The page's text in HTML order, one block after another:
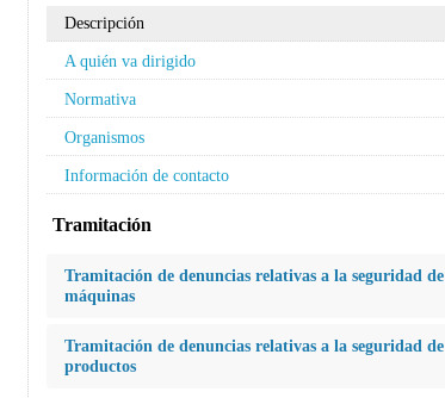
Descripción
A quién va dirigido
Normativa
Organismos
Información de contacto
Tramitación
Tramitación de denuncias relativas a la seguridad de
máquinas
Tramitación de denuncias relativas a la seguridad de
productos